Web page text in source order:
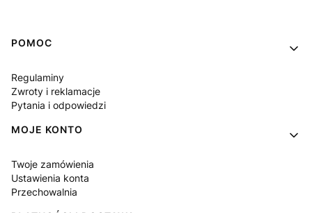
Linki w stopce
POMOC
Regulaminy
Zwroty i reklamacje
Pytania i odpowiedzi
MOJE KONTO
Twoje zamówienia
Ustawienia konta
Przechowalnia